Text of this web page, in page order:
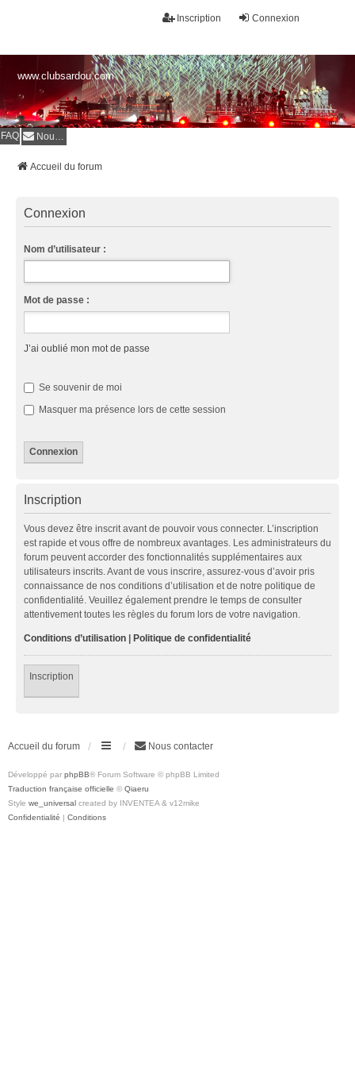
Connexion
Inscription
www.clubsardou.com
FAQ Nous contacter
Accueil du forum
Connexion
Nom d’utilisateur :
Mot de passe :
J’ai oublié mon mot de passe
Se souvenir de moi
Masquer ma présence lors de cette session
Inscription
Vous devez être inscrit avant de pouvoir vous connecter. L’inscription
est rapide et vous offre de nombreux avantages. Les administrateurs du
forum peuvent accorder des fonctionnalités supplémentaires aux
utilisateurs inscrits. Avant de vous inscrire, assurez-vous d’avoir pris
connaissance de nos conditions d’utilisation et de notre politique de
confidentialité. Veuillez également prendre le temps de consulter
attentivement toutes les règles du forum lors de votre navigation.
Conditions d’utilisation | Politique de confidentialité
Inscription
Accueil du forum Nous contacter
Développé par phpBB® Forum Software © phpBB Limited
Traduction française officielle © Qiaeru
Style we_universal created by INVENTEA & v12mike
Confidentialité | Conditions